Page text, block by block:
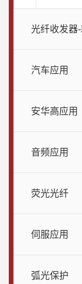
光纤收发器
汽车应用
安华高应用
音频应用
荧光光纤
伺服应用
弧光保护